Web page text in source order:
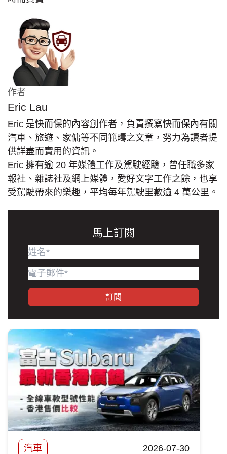
作者
Eric Lau
Eric 是快而保的內容創作者，負責撰寫快而保內有關
汽車、旅遊、家傭等不同範疇之文章，努力為讀者提
供詳盡而實用的資訊。
Eric 擁有逾 20 年媒體工作及駕駛經驗，曾任職多家
報社、雜誌社及網上媒體，愛好文字工作之餘，也享
受駕駛帶來的樂趣，平均每年駕駛里數逾 4 萬公里。
馬上訂閲
訂閲
汽車 2026-07-30